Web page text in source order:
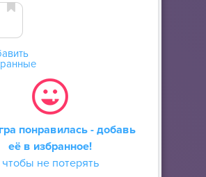
понравилась - добавь
её в избранное!
чтобы не потерять